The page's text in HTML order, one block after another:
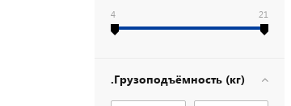
4 21
.Грузоподъёмность (кг)